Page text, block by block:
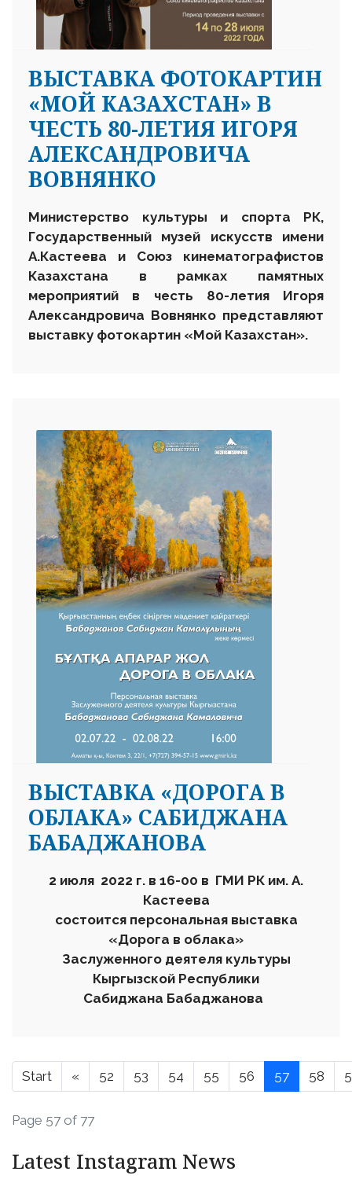
ВЫСТАВКА ФОТОКАРТИН
«МОЙ КАЗАХСТАН» В
ЧЕСТЬ 80-ЛЕТИЯ ИГОРЯ
АЛЕКСАНДРОВИЧА
ВОВНЯНКО
Министерство культуры и спорта РК,
Государственный музей искусств имени
А.Кастеева и Союз кинематографистов
Казахстана в рамках памятных
мероприятий в честь 80-летия Игоря
Александровича Вовнянко представляют
выставку фотокартин «Мой Казахстан».
ВЫСТАВКА «ДОРОГА В
ОБЛАКА» САБИДЖАНА
БАБАДЖАНОВА
2 июля 2022 г. в 16-00 в ГМИ РК им. А.
Кастеева
состоится персональная выставка
«Дорога в облака»
Заслуженного деятеля культуры
Кыргызской Республики
Сабиджана Бабаджанова
Start « 52 53 54 55 56 57 58
Page 57 of 77
Latest Instagram News